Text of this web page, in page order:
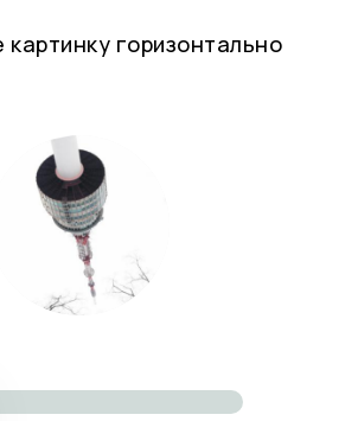
картинку горизонтально